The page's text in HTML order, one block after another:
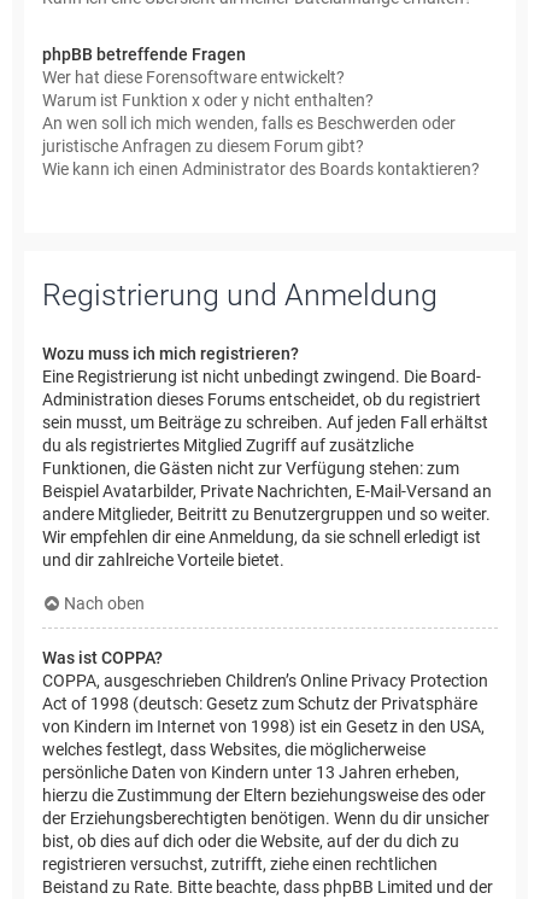
phpBB betreffende Fragen
Wer hat diese Forensoftware entwickelt?
Warum ist Funktion x oder y nicht enthalten?
An wen soll ich mich wenden, falls es Beschwerden oder
juristische Anfragen zu diesem Forum gibt?
Wie kann ich einen Administrator des Boards kontaktieren?
Registrierung und Anmeldung
Wozu muss ich mich registrieren?
Eine Registrierung ist nicht unbedingt zwingend. Die Board-
Administration dieses Forums entscheidet, ob du registriert
sein musst, um Beiträge zu schreiben. Auf jeden Fall erhältst
du als registriertes Mitglied Zugriff auf zusätzliche
Funktionen, die Gästen nicht zur Verfügung stehen: zum
Beispiel Avatarbilder, Private Nachrichten, E-Mail-Versand an
andere Mitglieder, Beitritt zu Benutzergruppen und so weiter.
Wir empfehlen dir eine Anmeldung, da sie schnell erledigt ist
und dir zahlreiche Vorteile bietet.
Nach oben
Was ist COPPA?
COPPA, ausgeschrieben Children’s Online Privacy Protection
Act of 1998 (deutsch: Gesetz zum Schutz der Privatsphäre
von Kindern im Internet von 1998) ist ein Gesetz in den USA,
welches festlegt, dass Websites, die möglicherweise
persönliche Daten von Kindern unter 13 Jahren erheben,
hierzu die Zustimmung der Eltern beziehungsweise des oder
der Erziehungsberechtigten benötigen. Wenn du dir unsicher
bist, ob dies auf dich oder die Website, auf der du dich zu
registrieren versuchst, zutrifft, ziehe einen rechtlichen
Beistand zu Rate. Bitte beachte, dass phpBB Limited und der